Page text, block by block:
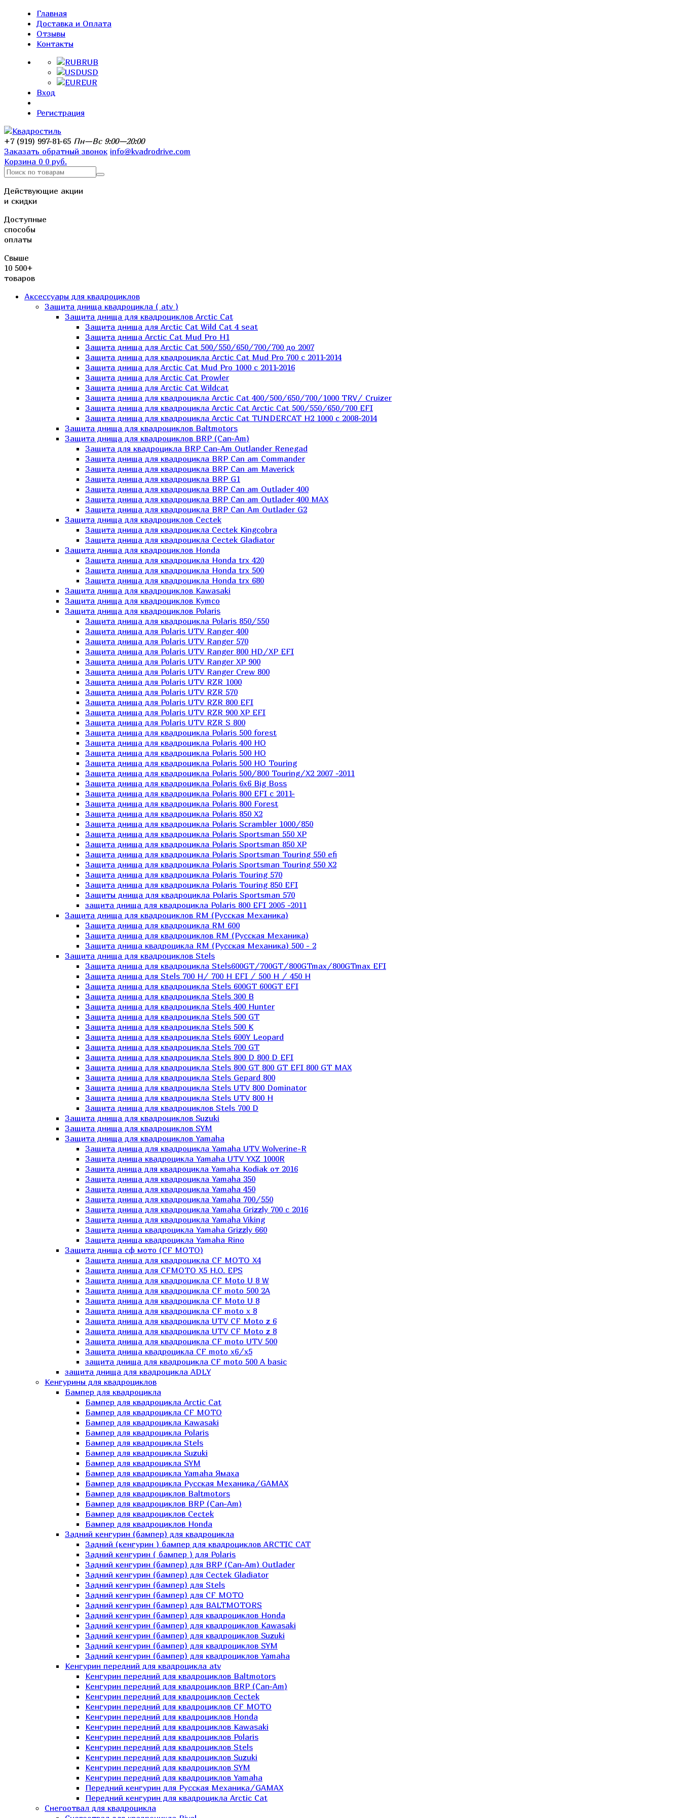
Главная
Доставка и Оплата
Отзывы
Контакты
RUB
USD
EUR
Вход
Регистрация
+7 (919) 997-81-65 Пн—Вс 9:00—20:00
Заказать обратный звонок info@kvadrodrive.com
Корзина 0 0 руб.
Действующие акции
и скидки
Доступные
способы
оплаты
Свыше
10 500+
товаров
Аксессуары для квадроциклов
Защита днища квадроцикла ( atv )
Защита днища для квадроциклов Arctic Cat
Защита днища для Arctic Cat Wild Cat 4 seat
Защита днища Arctic Cat Mud Pro H1
Защита днища для Arctic Cat 500/550/650/700/700 до 2007
Защита днища для квадроцикла Arctic Cat Mud Pro 700 с 2011-2014
Защита днища для Arctic Cat Mud Pro 1000 c 2011-2016
Защита днища для Arctic Cat Prowler
Защита днища для Arctic Cat Wildcat
Защита днища для квадроцикла Arctic Cat 400/500/650/700/1000 TRV/ Cruizer
Защита днища для квадроцикла Arctic Cat Arctic Cat 500/550/650/700 EFI
Защита днища для квадроцикла Arctic Cat TUNDERCAT H2 1000 c 2008-2014
Защита днища для квадроциклов Baltmotors
Защита днища для квадроциклов BRP (Can-Am)
Защита для квадроцикла BRP Can-Am Outlander Renegad
Защита днища для квадроцикла BRP Can am Commander
Защита днища для квадроцикла BRP Can am Maverick
Защита днища для квадроцикла BRP G1
Защита днища для квадроцикла BRP Can am Outlader 400
Защита днища для квадроцикла BRP Can am Outlader 400 MAX
Защита днища для квадроцикла BRP Can Аm Outlader G2
Защита днища для квадроциклов Cectek
Защита днища для квадроцикла Cectek Kingcobra
Защита днища для квадроцикла Cectek Gladiator
Защита днища для квадроциклов Honda
Защита днища для квадроцикла Honda trx 420
Защита днища для квадроцикла Honda trx 500
Защита днища для квадроцикла Honda trx 680
Защита днища для квадроциклов Kawasaki
Защита днища для квадроциклов Kymco
Защита днища для квадроциклов Polaris
Защита днища для квадроцикла Polaris 850/550
Защита днища для Polaris UTV Ranger 400
Защита днища для Polaris UTV Ranger 570
Защита днища для Polaris UTV Ranger 800 HD/XP EFI
Защита днища для Polaris UTV Ranger XP 900
Защита днища для Polaris UTV Ranger Сrew 800
Защита днища для Polaris UTV RZR 1000
Защита днища для Polaris UTV RZR 570
Защита днища для Polaris UTV RZR 800 EFI
Защита днища для Polaris UTV RZR 900 XP EFI
Защита днища для Polaris UTV RZR S 800
Защита днища для квадроцикла Polaris 500 forest
Защита днища для квадроцикла Polaris 400 HO
Защита днища для квадроцикла Polaris 500 HO
Защита днища для квадроцикла Polaris 500 HO Touring
Защита днища для квадроцикла Polaris 500/800 Touring/X2 2007 -2011
Защита днища для квадроцикла Polaris 6х6 Big Boss
Защита днища для квадроцикла Polaris 800 EFI с 2011-
Защита днища для квадроцикла Polaris 800 Forest
Защита днища для квадроцикла Polaris 850 X2
Защита днища для квадроцикла Polaris Scrambler 1000/850
Защита днища для квадроцикла Polaris Sportsman 550 XP
Защита днища для квадроцикла Polaris Sportsman 850 XP
Защита днища для квадроцикла Polaris Sportsman Touring 550 efi
Защита днища для квадроцикла Polaris Sportsman Touring 550 X2
Защита днища для квадроцикла Polaris Touring 570
Защита днища для квадроцикла Polaris Touring 850 EFI
Защиты днища для квадроцикла Polaris Sportsman 570
защита днища для квадроцикла Polaris 800 EFI 2005 -2011
Защита днища для квадроциклов RM (Русская Механика)
Защита днища для квадроцикла RM 600
Защита днища для квадроциклов RM (Русская Механика)
Защита днища квадроцикла RM (Русская Механика) 500 - 2
Защита днища для квадроциклов Stels
Защита днища для квадроцикла Stels600GT/700GT/800GTmax/800GTmax EFI
Защита днища для Stels 700 H/ 700 H EFI / 500 H / 450 H
Защита днища для квадроцикла Stels 600GT 600GT EFI
Защита днища для квадроцикла Stels 300 B
Защита днища для квадроцикла Stels 400 Hunter
Защита днища для квадроцикла Stels 500 GT
Защита днища для квадроцикла Stels 500 K
Защита днища для квадроцикла Stels 600Y Leopard
Защита днища для квадроцикла Stels 700 GT
Защита днища для квадроцикла Stels 800 D 800 D EFI
Защита днища для квадроцикла Stels 800 GT 800 GT EFI 800 GT MAX
Защита днища для квадроцикла Stels Gepard 800
Защита днища для квадроцикла Stels UTV 800 Dominator
Защита днища для квадроцикла Stels UTV 800 H
Защита днища для квадроциклов Stels 700 D
Защита днища для квадроциклов Suzuki
Защита днища для квадроциклов SYM
Защита днища для квадроциклов Yamaha
Защита днища для квадроцикла Yamaha UTV Wolverine-R
Защита днища квадроцикла Yamaha UTV YXZ 1000R
Зашита днища для квадроцикла Yamaha Kodiak от 2016
Защита днища для квадроцикла Yamaha 350
Защита днища для квадроцикла Yamaha 450
Защита днища для квадроцикла Yamaha 700/550
Защита днища для квадроцикла Yamaha Grizzly 700 с 2016
Защита днища для квадроцикла Yamaha Viking
Защита днища квадроцикла Yamaha Grizzly 660
Защита днища квадроцикла Yamaha Rino
Защита днища сф мото (CF MOTO)
Защита днища для квадроцикла CF MOTO X4
Защита днища для CFMOTO X5 H.O. EPS
Защита днища для квадроцикла CF Moto U 8 W
Защита днища для квадроцикла CF moto 500 2A
Защита днища для квадроцикла CF Moto U 8
Защита днища для квадроцикла CF moto x 8
Защита днища для квадроцикла UTV CF Moto z 6
Защита днища для квадроцикла UTV CF Moto z 8
Защита днища для квадроцикла СF moto UTV 500
Защита днища квадроцикла СF moto x6/x5
защита днища для квадроцикла CF moto 500 A basic
защита днища для квадроцикла ADLY
Кенгурины для квадроциклов
Бампер для квадроцикла
Бампер для квадроцикла Arctic Cat
Бампер для квадроцикла CF MOTO
Бампер для квадроцикла Kawasaki
Бампер для квадроцикла Polaris
Бампер для квадроцикла Stels
Бампер для квадроцикла Suzuki
Бампер для квадроцикла SYM
Бампер для квадроцикла Yamaha Ямаха
Бампер для квадроцикла Русская Механика/GAMAX
Бампер для квадроциклов Baltmotors
Бампер для квадроциклов BRP (Can-Am)
Бампер для квадроциклов Cectek
Бампер для квадроциклов Honda
Задний кенгурин (бампер) для квадроцикла
Задний (кенгурин ) бампер для квадроциклов ARCTIC CAT
Задний кенгурин ( бампер ) для Polaris
Задний кенгурин (бампер) для BRP (Can-Am) Outlader
Задний кенгурин (бампер) для Cectek Gladiator
Задний кенгурин (бампер) для Stels
Задний кенгурин (бампер) для СF MOTO
Задний кенгурин (бампер) для BALTMOTORS
Задний кенгурин (бампер) для квадроциклов Honda
Задний кенгурин (бампер) для квадроциклов Kawasaki
Задний кенгурин (бампер) для квадроциклов Suzuki
Задний кенгурин (бампер) для квадроциклов SYM
Задний кенгурин (бампер) для квадроциклов Yamaha
Кенгурин передний для квадроцикла atv
Кенгурин передний для квадроциклов Baltmotors
Кенгурин передний для квадроциклов BRP (Can-Am)
Кенгурин передний для квадроциклов Cectek
Кенгурин передний для квадроциклов CF MOTO
Кенгурин передний для квадроциклов Honda
Кенгурин передний для квадроциклов Kawasaki
Кенгурин передний для квадроциклов Polaris
Кенгурин передний для квадроциклов Stels
Кенгурин передний для квадроциклов Suzuki
Кенгурин передний для квадроциклов SYM
Кенгурин передний для квадроциклов Yamaha
Передний кенгурин для Русская Механика/GAMAX
Передний кенгурин для квадроцикла Arctic Cat
Снегоотвал для квадроцикла